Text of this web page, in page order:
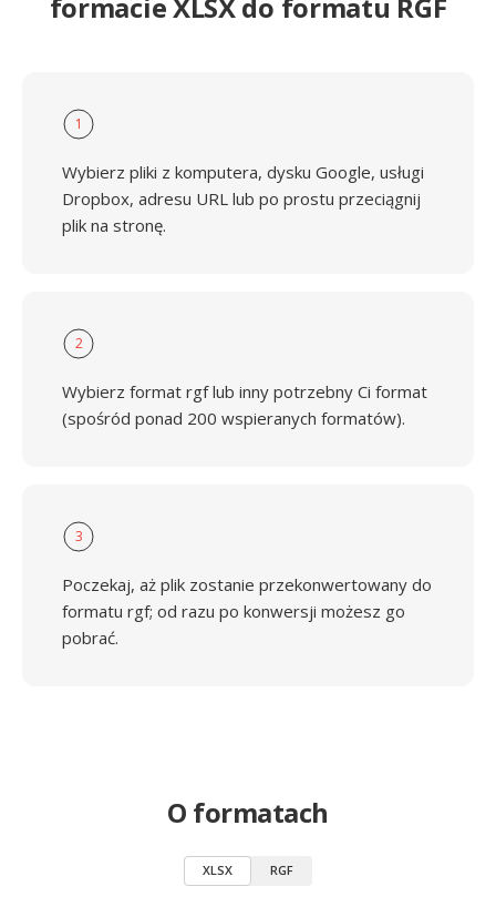
1
Wybierz pliki z komputera, dysku Google, usługi
Dropbox, adresu URL lub po prostu przeciągnij
plik na stronę.
2
Wybierz format rgf lub inny potrzebny Ci format
(spośród ponad 200 wspieranych formatów).
3
Poczekaj, aż plik zostanie przekonwertowany do
formatu rgf; od razu po konwersji możesz go
pobrać.
O formatach
XLSX RGF